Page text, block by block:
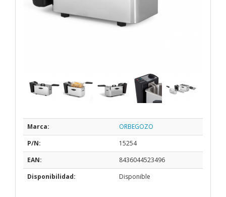
Marca:
ORBEGOZO
P/N:
15254
EAN:
8436044523496
Disponibilidad:
Disponible